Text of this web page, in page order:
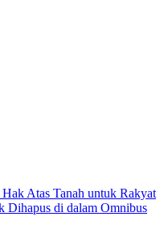
Atas Tanah untuk Rakyat
Dihapus di dalam Omnibus